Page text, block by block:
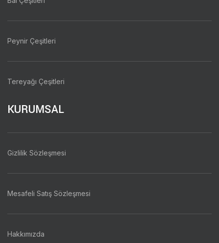
Peynir Çeşitleri
Tereyağı Çeşitleri
KURUMSAL
Gizlilik Sözleşmesi
Mesafeli Satış Sözleşmesi
Hakkımızda